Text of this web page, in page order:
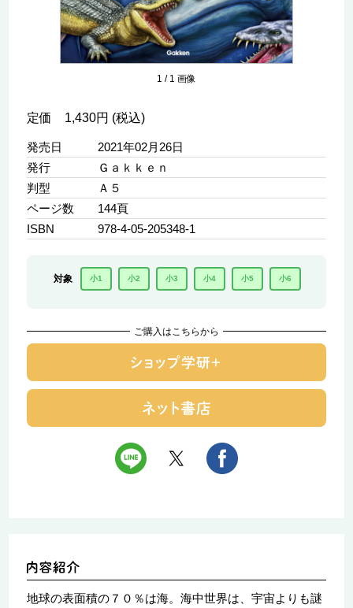
1 / 1 画像
定価 1,430円 (税込)
発売日
2021年02月26日
発行
Ｇａｋｋｅｎ
判型
Ａ５
ページ数
144頁
ISBN
978-4-05-205348-1
対象 小1 小2 小3 小4 小5 小6
ご購入はこちらから
地球の表面積の７０％は海。海中世界は、宇宙よりも謎